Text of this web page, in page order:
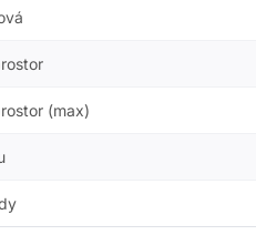
(max)